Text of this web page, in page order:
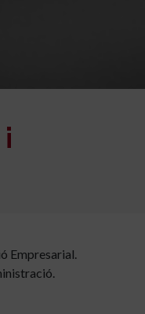
Empresarial.